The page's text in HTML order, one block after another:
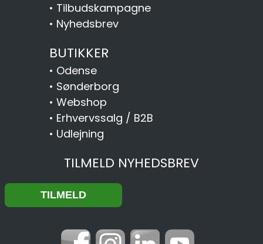
• Tilbudskampagne
• Nyhedsbrev
BUTIKKER
• Odense
• Sønderborg
• Webshop
• Erhvervssalg / B2B
• Udlejning
TILMELD NYHEDSBREV